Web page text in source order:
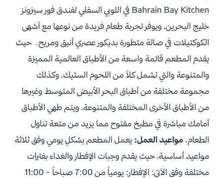
Bahrain Bay Kitchen في اللوبي السفلي لفندق فور سيزونز
خليج البحرين، ويوفر تجربة طعام فريدة من نوعها مع أشهى
الكوكتيلات في صالة متطورة بديكور عصري أنيق ومريح. حيث
يقدم المطعم قائمة واسعة من الأطباق العالمية المميزة
والمتنوعة والتي تشمل كلاً من اللحوم الستيك، وكذلك
مجموعة مختلفة من أطباق البحر الأبيض المتوسط وغيرها
من الأطباق الأخرى المختلفة والمتنوعة، ويتم طهي الأطباق
أمامك مباشرة في مطبخ مفتوح مما يزيد من متعة تناول
الطعام. مواعيد العمل: يعمل المطعم بشكلٍ يومي وفق ثلاثة
مواعيد أساسية، حيث يقدم وجبات الإفطار والغداء بفترات
مختلفة وفق الآتي:
الإفطار: يومياً من 7:00 صباحاً – 11:00